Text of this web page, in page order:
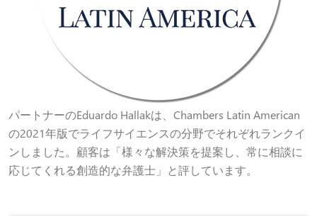
パートナーのEduardo Hallakは、Chambers Latin American
の2021年版でライフサイエンスの分野でそれぞれランクイ
ンしました。顧客は「様々な解決策を提案し、常に相談に
応じてくれる創造的な弁護士」と評しています。